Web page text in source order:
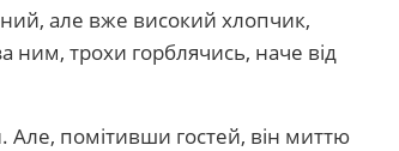
але вже високий хлопчик,
ним, трохи горблячись, наче від
Але, помітивши гостей, він миттю